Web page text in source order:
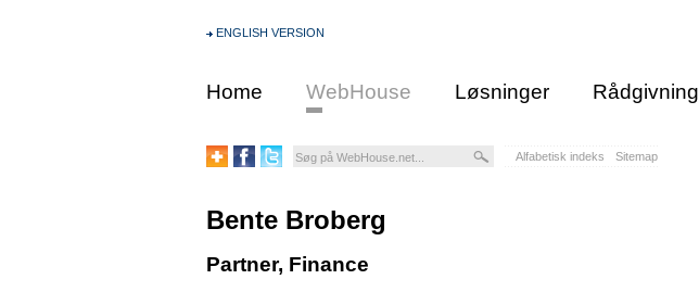
ENGLISH VERSION
Home WebHouse Løsninger Rådgivning
Alfabetisk indeks Sitemap
Bente Broberg
Partner, Finance